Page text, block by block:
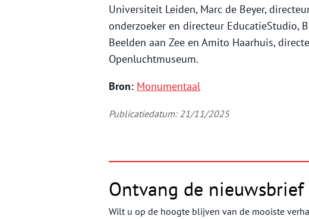
Universiteit Leiden, Marc de Beyer,
onderzoeker en directeur EducatieStudio,
Beelden aan Zee en Amito Haarhuis,
Openluchtmuseum.
Bron: Monumentaal
Publicatiedatum: 21/11/2025
Ontvang de nieuwsbrief
Wilt u op de hoogte blijven van de mooiste